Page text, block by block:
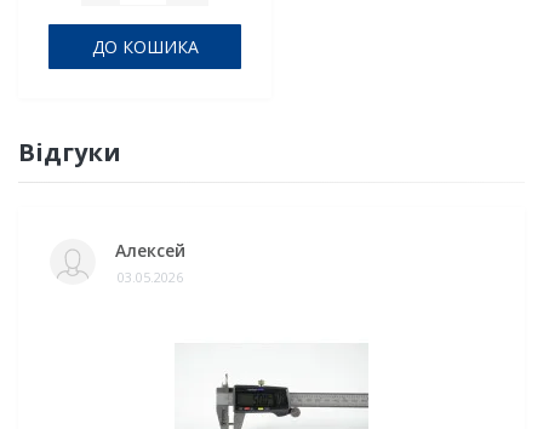
ДО КОШИКА
Відгуки
Алексей
03.05.2026